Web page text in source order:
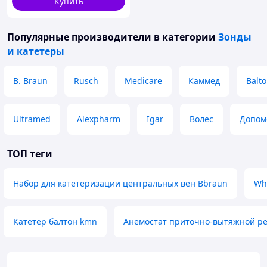
Популярные производители в категории Зонды
и катетеры
B. Braun Rusch Medicare Каммед
Ultramed Alexpharm Igar Волес
ТОП теги
Набор для катетеризации центральных вен Bbraun
Катетер балтон kmn Анемостат приточно-вытяжной